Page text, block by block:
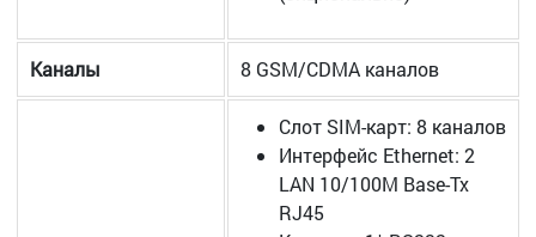
Каналы 8 GSM/CDMA каналов
Слот SIM-карт: 8 каналов
Интерфейс Ethernet: 2
LAN 10/100M Base-Tx
RJ45